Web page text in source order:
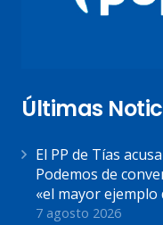
Últimas
El PP de Tías
Podemos de
«el mayor ejemplo
7 agosto 2026